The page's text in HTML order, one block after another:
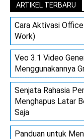
ARTIKEL TERBARU
Cara Aktivasi
Work)
Veo 3.1 Video
Menggunakannya
Senjata Rahasia
Menghapus Latar
Saja
Panduan untuk